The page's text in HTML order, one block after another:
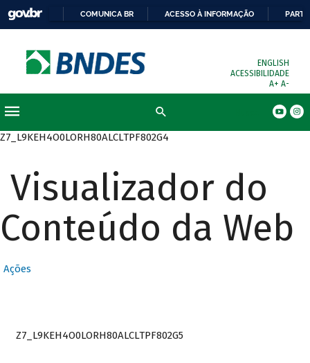
COMUNICA BR ACESSO À INFORMAÇÃO
ENGLISH
ACESSIBILIDADE
A+ A-
Z7_L9KEH4O0LORH80ALCLTPF802G4
Visualizador do
Conteúdo da Web
Ações
Z7_L9KEH4O0LORH80ALCLTPF802G5